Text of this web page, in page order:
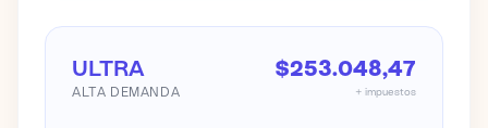
ULTRA
ALTA DEMANDA
$253.048,47
+ impuestos